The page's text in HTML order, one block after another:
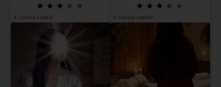
A Coruña capital A Coruña capital